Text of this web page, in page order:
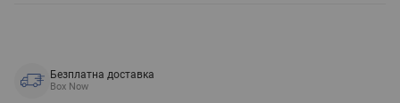
Безплатна доставка
Box Now